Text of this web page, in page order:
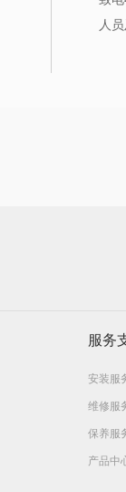
人
服务
安装服
维修服
保养服
产品中